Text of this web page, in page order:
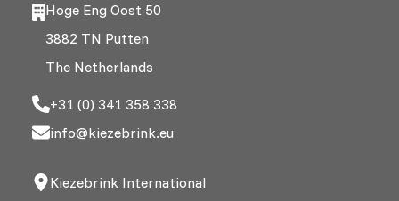
Hoge Eng Oost 50
3882 TN Putten
The Netherlands
+31 (0) 341 358 338
info@kiezebrink.eu
Kiezebrink International